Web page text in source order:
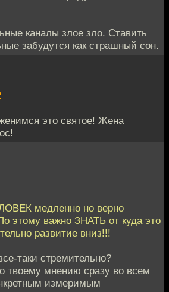
каналы злое зло. Ставить
забудутся как страшный сон.
это святое! Жена
медленно но верно
этому важно ЗНАТЬ от куда это
развитие вниз!!!
таки стремительно?
твоему мнению сразу во всем
измеримым